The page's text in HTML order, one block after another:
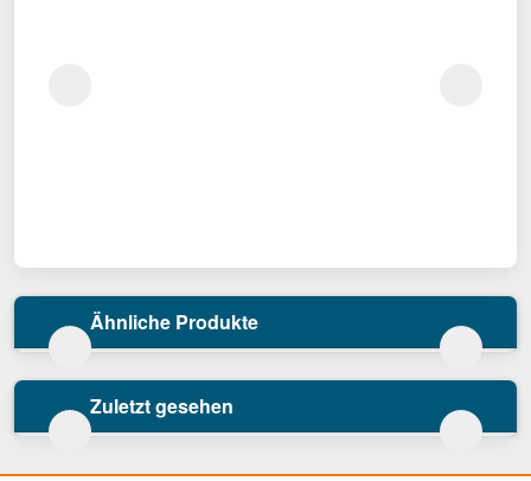
Ähnliche Produkte
Zuletzt gesehen